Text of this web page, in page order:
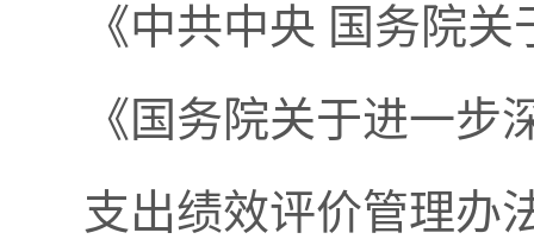
《中共中央 国务院
《国务院关于进一
支出绩效评价管理办